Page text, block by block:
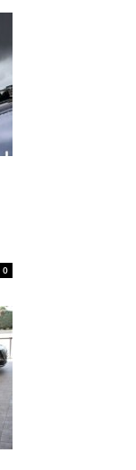
0